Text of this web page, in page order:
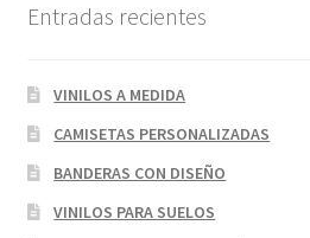
Entradas recientes
VINILOS A MEDIDA
CAMISETAS PERSONALIZADAS
BANDERAS CON DISEÑO
VINILOS PARA SUELOS